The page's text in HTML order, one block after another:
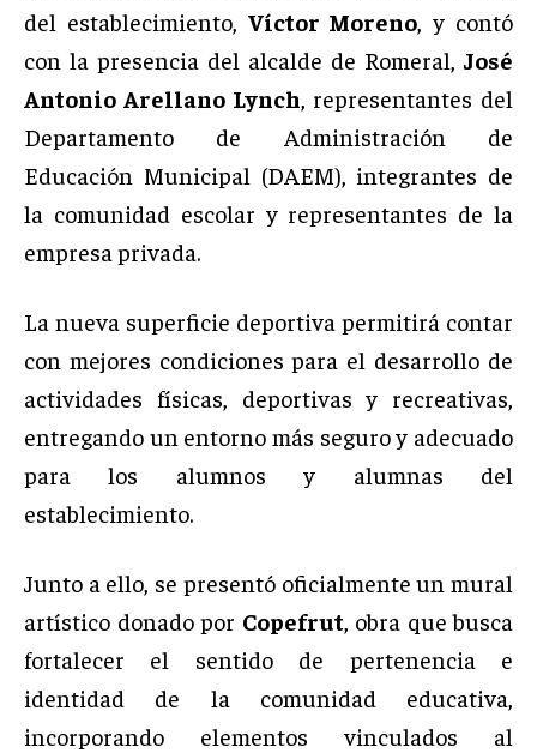
del establecimiento, Víctor Moreno, y contó
con la presencia del alcalde de Romeral, José
Antonio Arellano Lynch, representantes del
Departamento de Administración de
Educación Municipal (DAEM), integrantes de
la comunidad escolar y representantes de la
empresa privada.
La nueva superficie deportiva permitirá contar
con mejores condiciones para el desarrollo de
actividades físicas, deportivas y recreativas,
entregando un entorno más seguro y adecuado
para los alumnos y alumnas del
establecimiento.
Junto a ello, se presentó oficialmente un mural
artístico donado por Copefrut, obra que busca
fortalecer el sentido de pertenencia e
identidad de la comunidad educativa,
incorporando elementos vinculados al